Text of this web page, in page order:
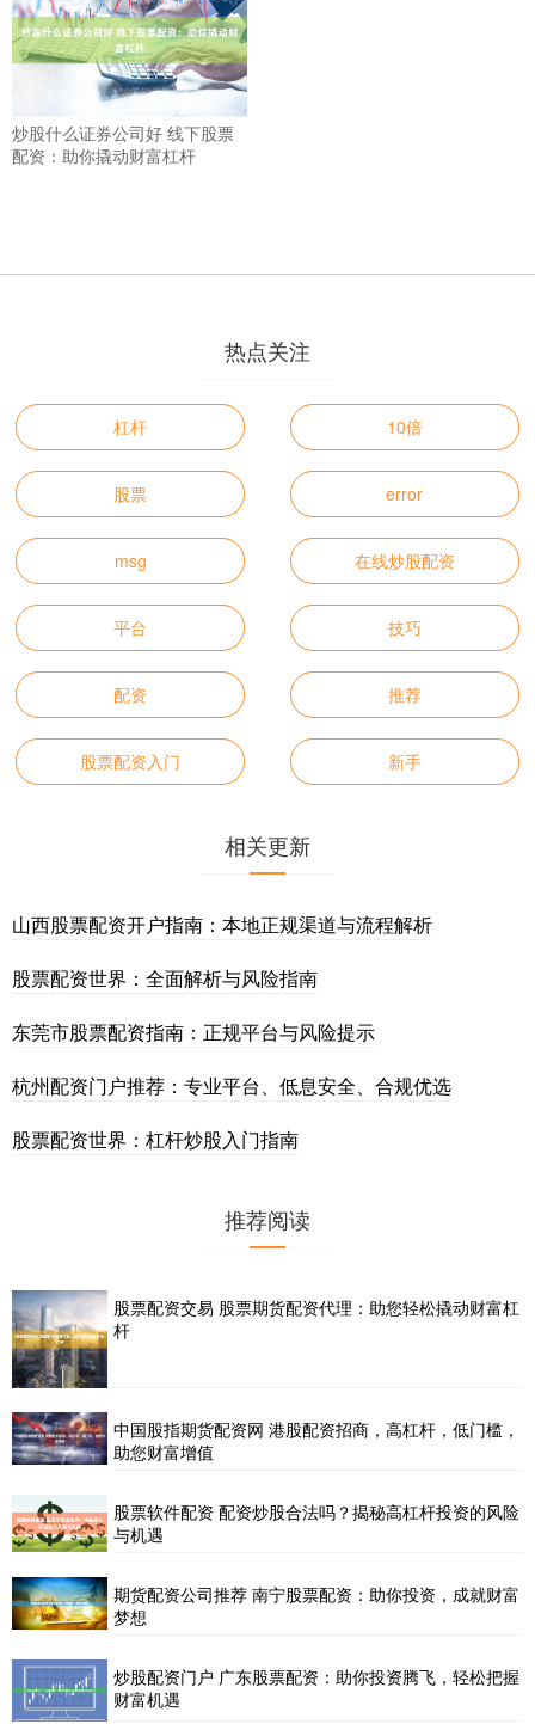
炒股什么证券公司好 线下股票
配资：助你撬动财富杠杆
热点关注
杠杆 10倍
股票 error
msg 在线炒股配资
平台 技巧
配资 推荐
股票配资入门 新手
相关更新
山西股票配资开户指南：本地正规渠道与流程解析
股票配资世界：全面解析与风险指南
东莞市股票配资指南：正规平台与风险提示
杭州配资门户推荐：专业平台、低息安全、合规优选
股票配资世界：杠杆炒股入门指南
推荐阅读
股票配资交易 股票期货配资代理：助您轻松撬动财富杠
杆
中国股指期货配资网 港股配资招商，高杠杆，低门槛，
助您财富增值
股票软件配资 配资炒股合法吗？揭秘高杠杆投资的风险
与机遇
期货配资公司推荐 南宁股票配资：助你投资，成就财富
梦想
炒股配资门户 广东股票配资：助你投资腾飞，轻松把握
财富机遇